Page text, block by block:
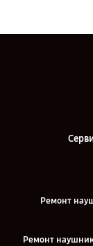
Ремонт
Ремонт